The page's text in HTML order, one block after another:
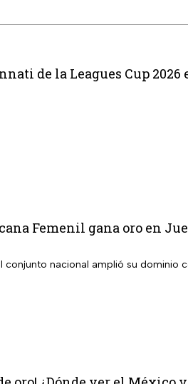
de la Leagues Cup 2026
Femenil gana oro en
conjunto nacional amplió su dominio